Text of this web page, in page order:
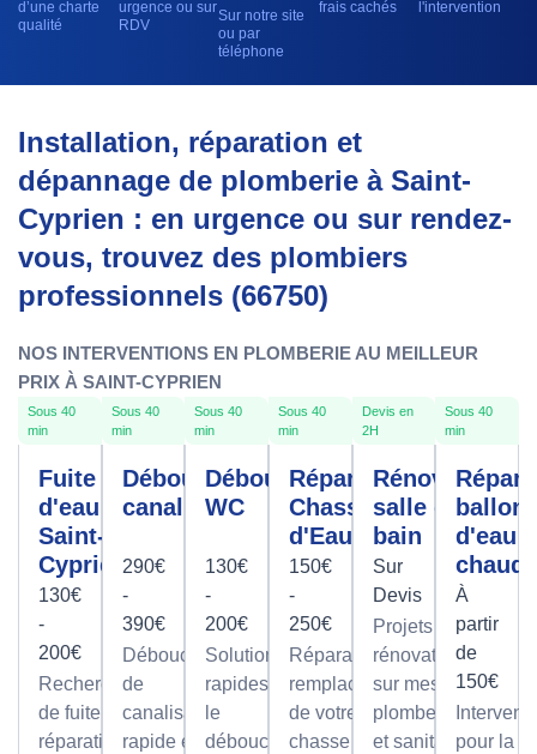
d’une charte
qualité
urgence ou sur
RDV
Sur notre site
ou par
téléphone
frais cachés
l'intervention
Installation, réparation et
dépannage de plomberie à Saint-
Cyprien : en urgence ou sur rendez-
vous, trouvez des plombiers
professionnels (66750)
NOS INTERVENTIONS EN PLOMBERIE AU MEILLEUR
PRIX À SAINT-CYPRIEN
Sous 40
min
Fuite
d'eau
Saint-
Cyprien
130€
-
200€
Recherche
de fuite et
réparation
Sous 40
min
Débouchage
canalisation
290€
-
390€
Débouchage
de
canalisation
rapide et
Sous 40
min
Débouchage
WC
130€
-
200€
Solutions
rapides pour
le
débouchage
Sous 40
min
Réparation
Chasse
d'Eau
150€
-
250€
Réparation et
remplacement
de votre
chasse d'eau
Devis en
2H
Rénovation
salle de
bain
Sur
Devis
Projets de
rénovation
sur mesure
plomberie
et sanitaire
Sous 40
min
ballon
d'eau
À
partir
de
150€
pour la